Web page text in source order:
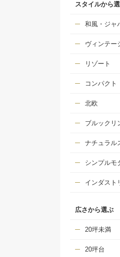
スタイルから
和風・ジャ
ヴィンテー
リゾート
コンパクト
北欧
ブルックリ
ナチュラル
シンプルモ
インダスト
広さから選ぶ
20坪未満
20坪台